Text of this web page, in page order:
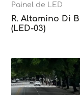
Painel de LED
R. Altamino Di
(LED-03)